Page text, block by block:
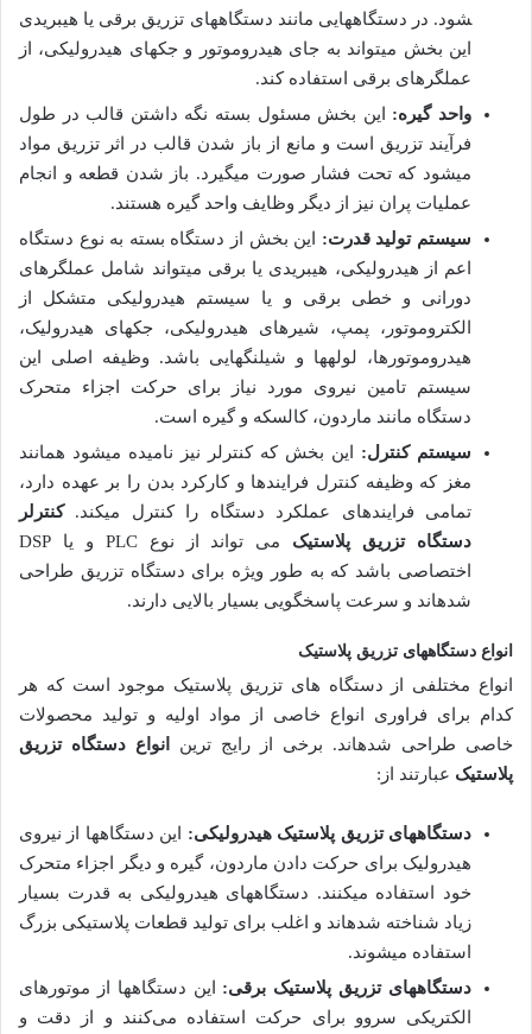
شود. در دستگاه­هایی مانند دستگاه­های تزریق برقی یا هیبریدی
این بخش می­تواند به جای هیدروموتور و جک­های هیدرولیکی، از
عملگرهای برقی استفاده کند.
واحد گیره: این بخش مسئول بسته نگه داشتن قالب در طول
فرآیند تزریق است و مانع از باز شدن قالب در اثر تزریق مواد
می­شود که تحت فشار صورت می­گیرد. باز شدن قطعه و انجام
عملیات پران نیز از دیگر وظایف واحد گیره هستند.
سیستم تولید قدرت:
این بخش از دستگاه بسته به نوع دستگاه
اعم از هیدرولیکی، هیبریدی یا برقی می­تواند شامل عملگرهای
دورانی و خطی برقی و یا سیستم هیدرولیکی متشکل از
الکتروموتور، پمپ، شیرهای هیدرولیکی، جک­های هیدرولیک،
هیدروموتورها، لوله­ها و شیلنگ­هایی باشد. وظیفه اصلی این
سیستم تامین نیروی مورد نیاز برای حرکت اجزاء متحرک
دستگاه مانند ماردون، کالسکه و گیره است.
سیستم کنترل: این بخش که کنترلر نیز نامیده می­شود همانند
مغز که وظیفه کنترل فرایندها و کارکرد بدن را بر عهده دارد،
تمامی فرایندهای عملکرد دستگاه را کنترل می­کند.کنترلر
دستگاه تزریق پلاستیک
می تواند از نوع PLC و یا DSP
اختصاصی باشد که به طور ویژه برای دستگاه تزریق طراحی
شده­اند و سرعت پاسخگویی بسیار بالایی دارند.
انواع دستگاه­های تزریق پلاستیک
انواع مختلفی از دستگاه های تزریق پلاستیک موجود است که هر
کدام برای فراوری انواع خاصی از مواد اولیه و تولید محصولات
خاصی طراحی شده­اند. برخی از رایج ترین
انواع دستگاه تزریق
پلاستیک عبارتند از:
دستگاه­های تزریق پلاستیک هیدرولیکی: این دستگاه­ها از نیروی
هیدرولیک برای حرکت دادن ماردون، گیره و دیگر اجزاء متحرک
خود استفاده می­کنند. دستگاه­های هیدرولیکی به قدرت بسیار
زیاد شناخته شده­اند و اغلب برای تولید قطعات پلاستیکی بزرگ
استفاده می­شوند.
دستگاه­های تزریق پلاستیک برقی:
این دستگاه­ها از موتورهای
الکتریکی سروو برای حرکت استفاده می‌کنند و از دقت و